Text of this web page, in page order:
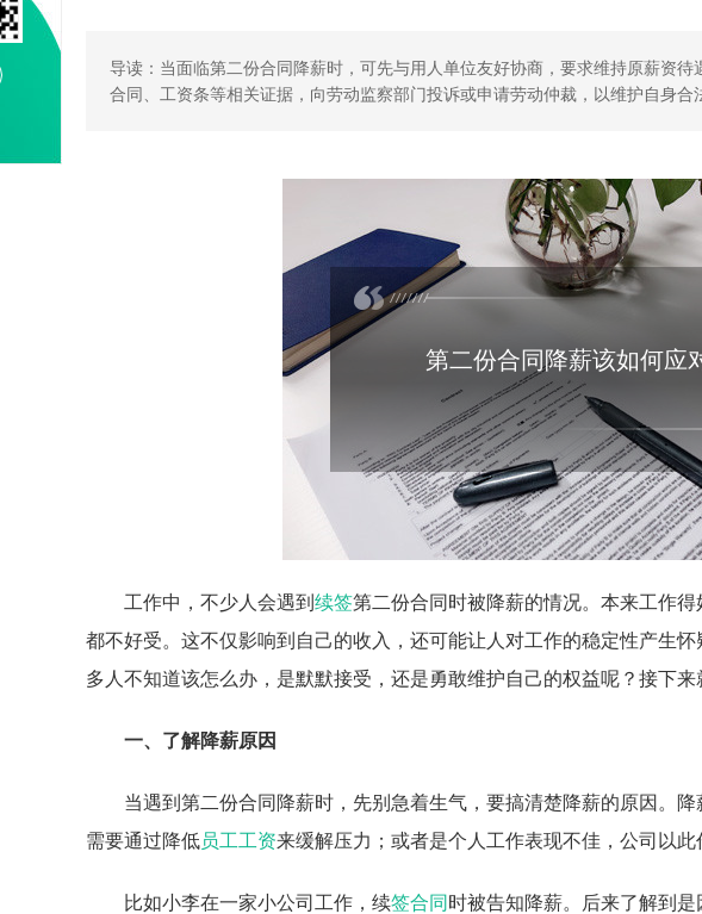
导读：当面临第二份合同降薪时，可先与用人单位友好协商，要求维持原薪资
合同、工资条等相关证据，向劳动监察部门投诉或申请劳动仲裁，以维护自身合
第二份合同降薪该如何应
工作中，不少人会遇到 续签第二份合同时被降薪的情况。本来工作
都不好受。这不仅影响到自己的收入，还可能让人对工作的稳定性产生
多人不知道该怎么办，是默默接受，还是勇敢维护自己的权益呢？接下来
一、了解降薪原因
当遇到第二份合同降薪时，先别急着生气，要搞清楚降薪的原因。
需要通过降低员工工资来缓解压力；或者是个人工作表现不佳，公司以此
比如小李在一家小公司工作，续签合同 时被告知降薪。后来了解到